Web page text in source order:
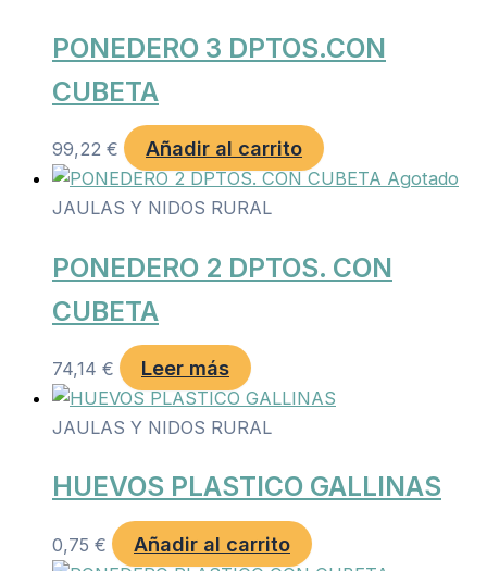
PONEDERO 3 DPTOS.CON
CUBETA
99,22 € Añadir al carrito
Agotado
JAULAS Y NIDOS RURAL
PONEDERO 2 DPTOS. CON
CUBETA
74,14 € Leer más
JAULAS Y NIDOS RURAL
HUEVOS PLASTICO GALLINAS
0,75 € Añadir al carrito